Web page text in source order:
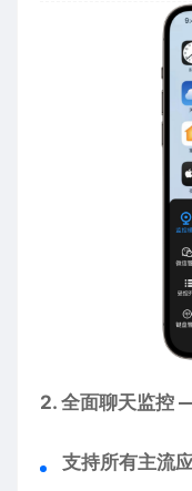
2. 全面聊天监控
支持所有主流